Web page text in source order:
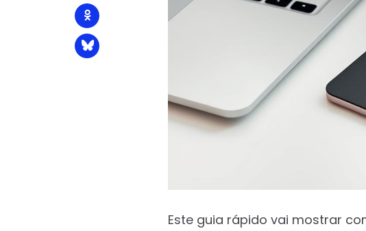
Este guia rápido vai mostrar